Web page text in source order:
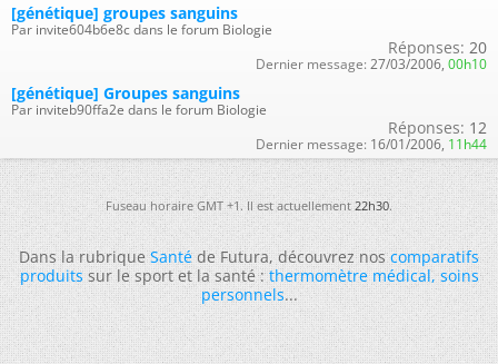
[génétique] groupes sanguins
Par invite604b6e8c dans le forum Biologie
Réponses: 20
Dernier message: 27/03/2006, 00h10
[génétique] Groupes sanguins
Par inviteb90ffa2e dans le forum Biologie
Réponses: 12
Dernier message: 16/01/2006, 11h44
Fuseau horaire GMT +1. Il est actuellement22h30.
Dans la rubriqueSantéde Futura, découvrez noscomparatifs
produitssur le sport et la santé :thermomètre médical,soins
personnels...